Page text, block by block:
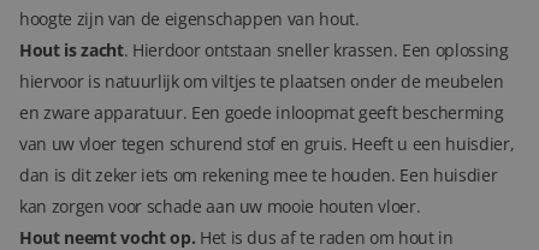
hoogte zijn van de eigenschappen van hout.
Hout is zacht. Hierdoor ontstaan sneller krassen. Een oplossing
hiervoor is natuurlijk om viltjes te plaatsen onder de meubelen
en zware apparatuur. Een goede inloopmat geeft bescherming
van uw vloer tegen schurend stof en gruis. Heeft u een huisdier,
dan is dit zeker iets om rekening mee te houden. Een huisdier
kan zorgen voor schade aan uw mooie houten vloer.
Hout neemt vocht op. Het is dus af te raden om hout in